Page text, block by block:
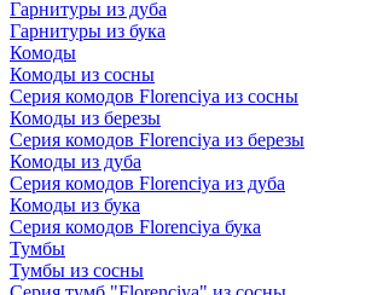
Гарнитуры из дуба
Гарнитуры из бука
Комоды
Комоды из сосны
Серия комодов Florenciya из сосны
Комоды из березы
Серия комодов Florenciya из березы
Комоды из дуба
Серия комодов Florenciya из дуба
Комоды из бука
Серия комодов Florenciya бука
Тумбы
Тумбы из сосны